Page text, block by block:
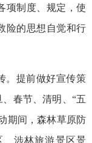
项制度、规定，使
险的思想自觉和行
。提前做好宣传策
春节、清明、“五
期间，森林草原防
涉林旅游景区景